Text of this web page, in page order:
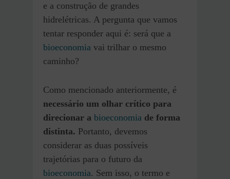
e a construção de grandes
hidrelétricas. A pergunta que vamos
tentar responder aqui é: será que a
bioeconomia vai trilhar o mesmo
caminho?
Como mencionado anteriormente, é
necessário um olhar crítico para
direcionar a bioeconomia de forma
distinta. Portanto, devemos
considerar as duas possíveis
trajetórias para o futuro da
bioeconomia. Sem isso, o termo e